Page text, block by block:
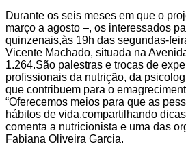
Durante os seis meses em que o
março a agosto –, os interessados
quinzenais,às 19h das segundas-
Vicente Machado, situada na
1.264.São palestras e trocas de
profissionais da nutrição, da
que contribuem para o
“Oferecemos meios para que as
hábitos de vida,compartilhando
comenta a nutricionista e uma das
Fabiana Oliveira Garcia.